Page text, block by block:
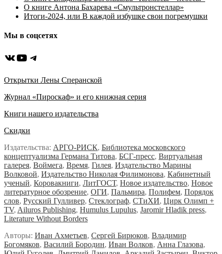
О книге Антона Бахарева «Смультронстеллар»
Итоги-2024, или В каждой избушке свои погремушки
Мы в соцсетях
ВКонтакте
YouTube
Telegram
Открытки Лены Сперанской
Журнал «Пироскаф» и его книжная серия
Книги нашего издательства
Скидки
Издательства: АРГО-РИСК, Библиотека московского
концептуализма Германа Титова, БСГ-пресс, Виртуальная
галерея, Воймега, Время, Гилея, Издательство Марины
Волковой, Издательство Николая Филимонова, Кабинетный
ученый, Коровакниги, ЛитГОСТ, Новое издательство, Новое
литературное обозрение, ОГИ, Пальмира, Полифем, Порядок
слов, Русский Гулливер, Стеклограф, СТиХИ, Цирк Олимп +
TV, Ailuros Publishing, Humulus Lupulus, Jaromir Hladik press,
Literature Without Borders
Авторы: Иван Ахметьев, Сергей Бирюков, Владимир
Богомяков, Василий Бородин, Иван Волков, Анна Глазова,